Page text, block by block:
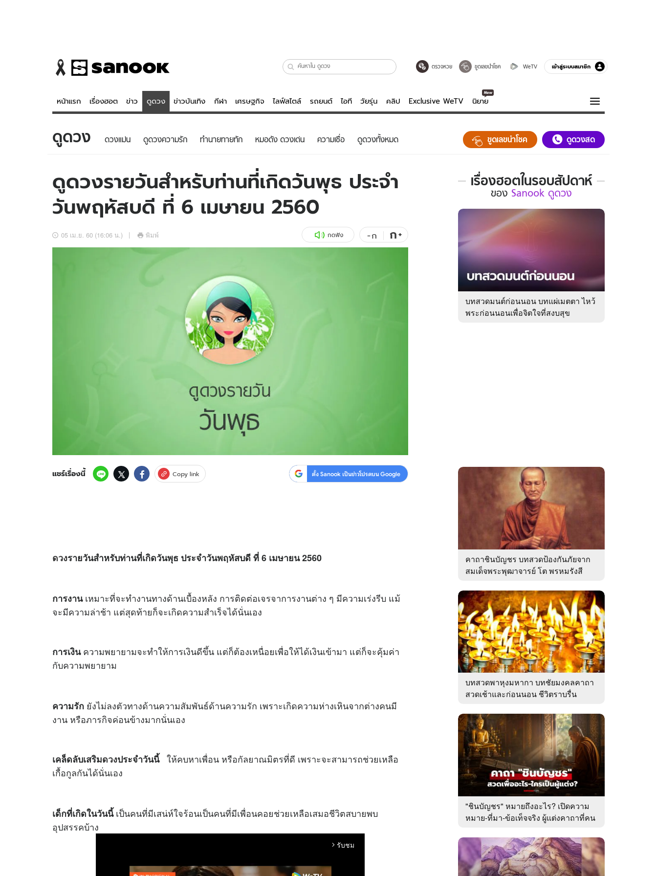
ตรวจหวย ขูดเลขนำโชค WeTV เข้าสู่ระบบสมาชิก
หน้าแรก เรื่องฮอต ข่าว ดูดวง ข่าวบันเทิง กีฬา เศรษฐกิจ ไลฟ์สไตล์ รถยนต์ ไอที วัยรุ่น คลิป Exclusive WeTV นิยาย
ข่าว
ข่าวบันเทิง
ข่าวกีฬา
ข่าวเศรษฐกิจ
อัปเดตจีน
เช็กข่าวชัวร์
ดูดวง - ตรวจหวย
สถิติหวยไทย
หวยลาว
ไลฟ์สไตล์
วัยรุ่น
ไอที
รถยนต์
สุขภาพ
เที่ยว-กิน
ดูทีวี
WeTV
ความรู้รอบตัว
ฮาวทู
ติดตามสนุกโซเชียลได้ที่
ดูดวง ดวงแม่น ดูดวงความรัก ทํานายทายทัก หมอดัง ดวงเด่น ความเชื่อ ดูดวงทั้งหมด ขูดเลขนำโชค ดูดวงสด
ดูดวงรายวันสำหรับท่านที่เกิดวันพุธ ประจำ
วันพฤหัสบดี ที่ 6 เมษายน 2560
05 เม.ย. 60 (16:06 น.) พิมพ์ กดฟัง -ก ก+
แชร์เรื่องนี้ Copy link ตั้ง Sanook เป็นข่าวโปรดบน Google
ดวงรายวันสำหรับท่านที่เกิดวันพุธ ประจำวันพฤหัสบดี ที่ 6 เมษายน 2560
การงานเหมาะที่จะทำงานทางด้านเบื้องหลัง การติดต่อเจรจาการงานต่าง ๆ มีความเร่งรีบ แม้
จะมีความล่าช้า แต่สุดท้ายก็จะเกิดความสำเร็จได้นั่นเอง
การเงินความพยายามจะทำให้การเงินดีขึ้น แต่ก็ต้องเหนื่อยเพื่อให้ได้เงินเข้ามา แต่ก็จะคุ้มค่า
กับความพยายาม
ความรัก ยังไม่ลงตัวทางด้านความสัมพันธ์ด้านความรัก เพราะเกิดความห่างเหินจากต่างคนมี
งาน หรือภารกิจค่อนข้างมากนั่นเอง
เคล็ดลับเสริมดวงประจำวันนี้ให้คบหาเพื่อน หรือกัลยาณมิตรที่ดี เพราะจะสามารถช่วยเหลือ
เกื้อกูลกันได้นั่นเอง
เด็กที่เกิดในวันนี้เป็นคนที่มีเสน่ห์ใจร้อนเป็นคนที่มีเพื่อนคอยช่วยเหลือเสมอชีวิตสบายพบ
อุปสรรคบ้าง
arrow_forward_ios รับชม
เรื่องฮอตในรอบสัปดาห์
เรื่อง
ใน
รอบ
ของ
Sanook
ดูด
ของ Sanook ดูดวง
บทสวดมนต์ก่อนนอน บทแผ่เมตตา ไหว้
พระก่อนนอนเพื่อจิตใจที่สงบสุข
คาถาชินบัญชร บทสวดป้องกันภัยจาก
สมเด็จพระพุฒาจารย์ โต พรหมรังสี
บทสวดพาหุงมหากา บทชัยมงคลคาถา
สวดเช้าและก่อนนอน ชีวิตราบรื่น
"ชินบัญชร" หมายถึงอะไร? เปิดความ
หมาย-ที่มา-ข้อเท็จจริง ผู้แต่งคาถาที่คน